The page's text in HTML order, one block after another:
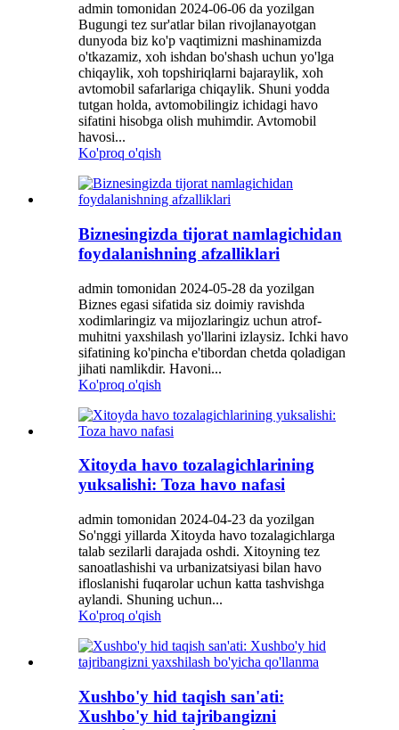
admin tomonidan 2024-06-06 da yozilgan
Bugungi tez sur'atlar bilan rivojlanayotgan
dunyoda biz ko'p vaqtimizni mashinamizda
o'tkazamiz, xoh ishdan bo'shash uchun yo'lga
chiqaylik, xoh topshiriqlarni bajaraylik, xoh
avtomobil safarlariga chiqaylik. Shuni yodda
tutgan holda, avtomobilingiz ichidagi havo
sifatini hisobga olish muhimdir. Avtomobil
havosi...
Ko'proq o'qish
Biznesingizda tijorat namlagichidan
foydalanishning afzalliklari
admin tomonidan 2024-05-28 da yozilgan
Biznes egasi sifatida siz doimiy ravishda
xodimlaringiz va mijozlaringiz uchun atrof-
muhitni yaxshilash yo'llarini izlaysiz. Ichki havo
sifatining ko'pincha e'tibordan chetda qoladigan
jihati namlikdir. Havoni...
Ko'proq o'qish
Xitoyda havo tozalagichlarining
yuksalishi: Toza havo nafasi
admin tomonidan 2024-04-23 da yozilgan
So'nggi yillarda Xitoyda havo tozalagichlarga
talab sezilarli darajada oshdi. Xitoyning tez
sanoatlashishi va urbanizatsiyasi bilan havo
ifloslanishi fuqarolar uchun katta tashvishga
aylandi. Shuning uchun...
Ko'proq o'qish
Xushbo'y hid taqish san'ati:
Xushbo'y hid tajribangizni